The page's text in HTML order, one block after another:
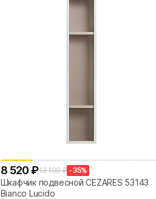
8 520 ₽13 100 ₽ -35%
Шкафчик подвесной CEZARES 53143
Bianco Lucido